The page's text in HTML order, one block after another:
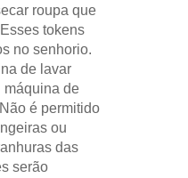
roupa que
tokens
no senhorio.
de lavar
de
é permitido
ou
das
serão